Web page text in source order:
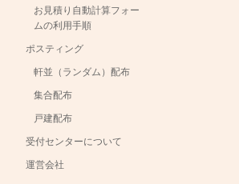
お見積り自動計算フォー
ムの利用手順
ポスティング
軒並（ランダム）配布
集合配布
戸建配布
受付センターについて
運営会社